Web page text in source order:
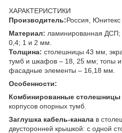
ХАРАКТЕРИСТИКИ
Производитель:Россия, Юнитекс
Материал: ламинированная
0,4; 1 и 2 мм.
Толщина: столешницы 43 мм,
тумб и шкафов – 18, 25 мм; топы
фасадные элементы – 16,18 мм.
Особенности:
Комбинированные столешницы
корпусов опорных тумб.
Заглушка кабель-канала в
двусторонней крышкой: с одной